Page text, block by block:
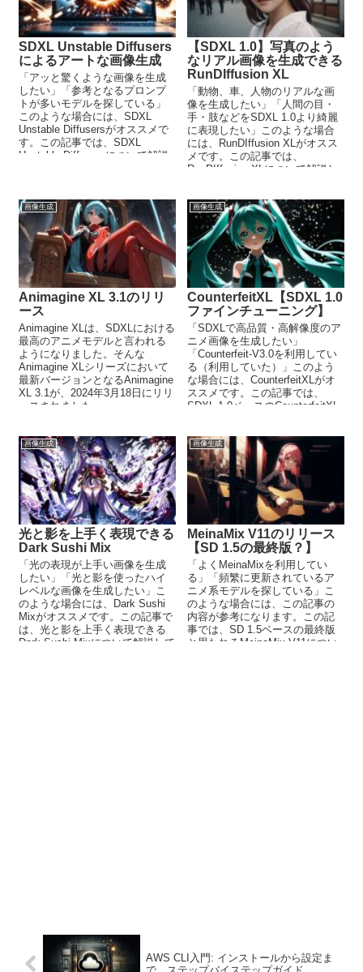
SDXL Unstable Diffusers
によるアートな画像生成
「アッと驚くような画像を生成
したい」「参考となるプロンプ
トが多いモデルを探している」
このような場合には、SDXL
Unstable Diffusersがオススメで
す。この記事では、SDXL
Unstable Diffusersについて解説
【SDXL 1.0】写真のよう
なリアル画像を生成できる
RunDIffusion XL
「動物、車、人物のリアルな画
像を生成したい」「人間の目・
手・肢などをSDXL 1.0より綺麗
に表現したい」このような場合
には、RunDIffusion XLがオスス
メです。この記事では、
RunDIffusion XLについて解説し
画像生成
Animagine XL 3.1のリリ
ース
Animagine XLは、SDXLにおける
最高のアニメモデルと言われる
ようになりました。そんな
Animagine XLシリーズにおいて
最新バージョンとなるAnimagine
XL 3.1が、2024年3月18日にリリ
ースされました。
画像生成
CounterfeitXL【SDXL 1.0
ファインチューニング】
「SDXLで高品質・高解像度のア
ニメ画像を生成したい」
「Counterfeit-V3.0を利用してい
る（利用していた）」このよう
な場合には、CounterfeitXLがオ
ススメです。この記事では、
SDXL 1.0ベースのCounterfeitXL
画像生成
光と影を上手く表現できる
Dark Sushi Mix
「光の表現が上手い画像を生成
したい」「光と影を使ったハイ
レベルな画像を生成したい」こ
のような場合には、Dark Sushi
Mixがオススメです。この記事で
は、光と影を上手く表現できる
Dark Sushi Mixについて解説して
画像生成
MeinaMix V11のリリース
【SD 1.5の最終版？】
「よくMeinaMixを利用してい
る」「頻繁に更新されているア
ニメ系モデルを探している」こ
のような場合には、この記事の
内容が参考になります。この記
事では、SD 1.5ベースの最終版
と思われるMeinaMix V11につい
AWS CLI入門: インストールから設定ま